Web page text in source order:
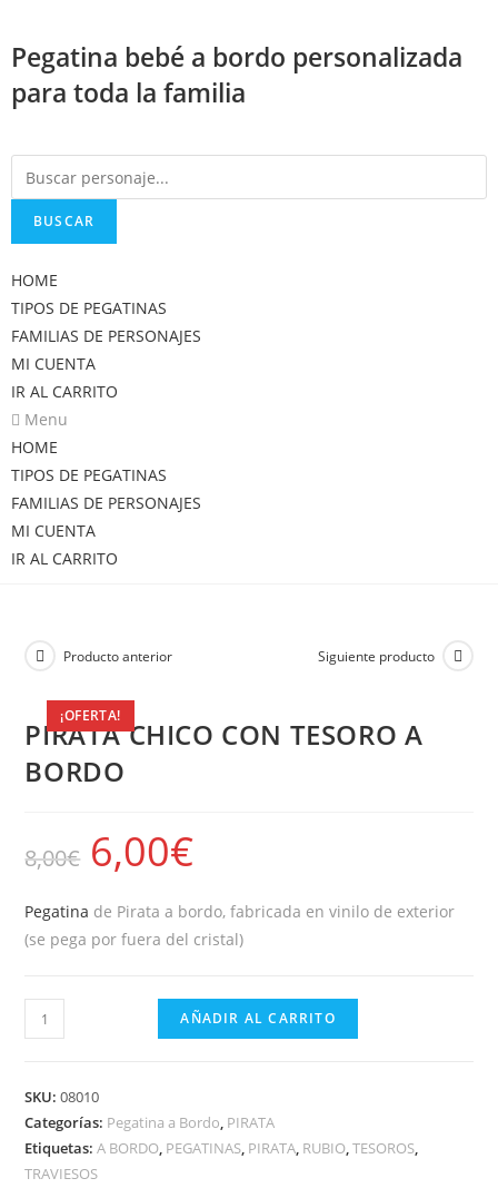
contenido
Pegatina bebé a bordo personalizada
para toda la familia
BUSCAR
HOME
TIPOS DE PEGATINAS
FAMILIAS DE PERSONAJES
MI CUENTA
IR AL CARRITO
Menu
HOME
TIPOS DE PEGATINAS
FAMILIAS DE PERSONAJES
MI CUENTA
IR AL CARRITO
¡OFERTA!
Producto anterior Siguiente producto
PIRATA CHICO CON TESORO A
BORDO
8,00€ 6,00€
Pegatina de Pirata a bordo, fabricada en vinilo de exterior
(se pega por fuera del cristal)
PIRATA
CHICO
TESORO
A
BORDO
cantidad
AÑADIR AL CARRITO
SKU:08010
Categorías: Pegatina a Bordo, PIRATA
Etiquetas:A BORDO, PEGATINAS, PIRATA, RUBIO,TESOROS,
TRAVIESOS